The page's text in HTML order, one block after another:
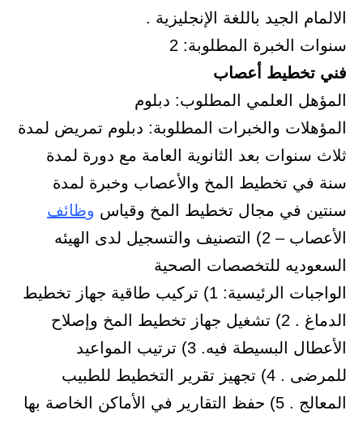
الالمام الجيد باللغة الإنجليزية .
سنوات الخبرة المطلوبة: 2
فني تخطيط أعصاب
المؤهل العلمي المطلوب: دبلوم
المؤهلات والخبرات المطلوبة: دبلوم تمريض لمدة
ثلاث سنوات بعد الثانوية العامة مع دورة لمدة
سنة في تخطيط المخ والأعصاب وخبرة لمدة
سنتين في مجال تخطيط المخ وقياس وظائف
الأعصاب – 2) التصنيف والتسجيل لدى الهيئه
السعوديه للتخصصات الصحية
الواجبات الرئيسية: 1) تركيب طاقية جهاز تخطيط
الدماغ . 2) تشغيل جهاز تخطيط المخ وإصلاح
الأعطال البسيطة فيه. 3) ترتيب المواعيد
للمرضى . 4) تجهيز تقرير التخطيط للطبيب
المعالج . 5) حفظ التقارير في الأماكن الخاصة بها